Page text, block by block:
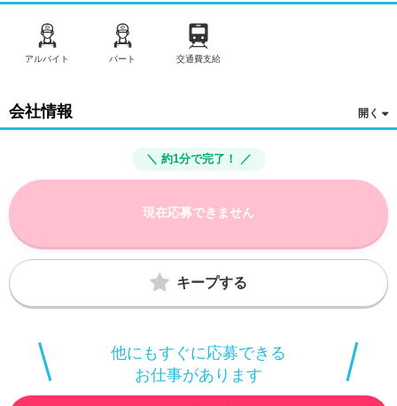
アルバイト パート 交通費支給
会社情報
＼ 約1分で完了！ ／
現在応募できません
キープする
他にもすぐに応募できる
お仕事があります